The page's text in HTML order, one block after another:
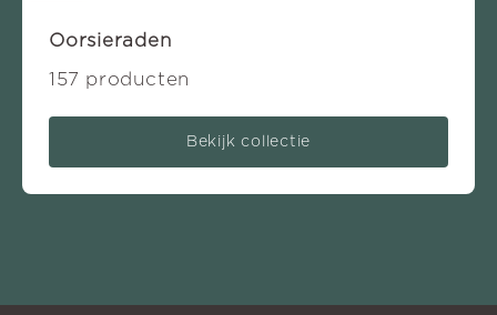
Oorsieraden
157 producten
Bekijk collectie